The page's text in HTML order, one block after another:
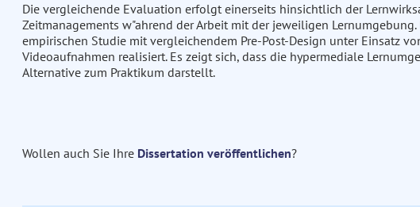
Die vergleichende Evaluation erfolgt einerseits hinsichtlich der
Zeitmanagements w"ahrend der Arbeit mit der jeweiligen
empirischen Studie mit vergleichendem Pre-Post-Design unter Einsatz
Videoaufnahmen realisiert. Es zeigt sich, dass die hypermediale
Alternative zum Praktikum darstellt.
Wollen auch Sie Ihre Dissertation veröffentlichen?